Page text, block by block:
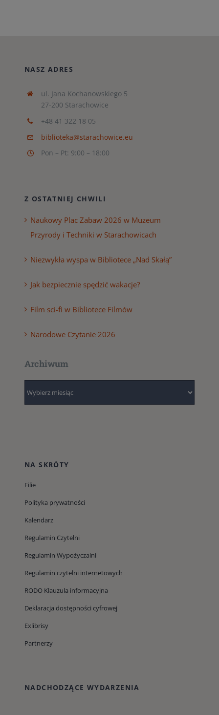
NASZ ADRES
ul. Jana Kochanowskiego 5
27-200 Starachowice
+48 41 322 18 05
biblioteka@starachowice.eu
Pon – Pt: 9:00 – 18:00
Z OSTATNIEJ CHWILI
Naukowy Plac Zabaw 2026 w Muzeum
Przyrody i Techniki w Starachowicach
Niezwykła wyspa w Bibliotece „Nad Skałą”
Jak bezpiecznie spędzić wakacje?
Film sci-fi w Bibliotece Filmów
Narodowe Czytanie 2026
Archiwum
NA SKRÓTY
Filie
Polityka prywatności
Kalendarz
Regulamin Czytelni
Regulamin Wypożyczalni
Regulamin czytelni internetowych
RODO Klauzula informacyjna
Deklaracja dostępności cyfrowej
Exlibrisy
Partnerzy
NADCHODZĄCE WYDARZENIA